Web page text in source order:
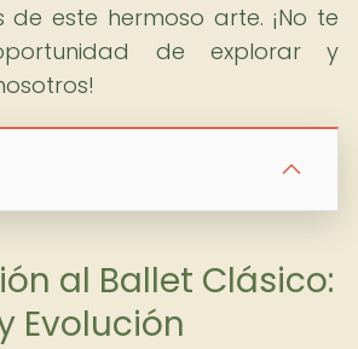
este hermoso arte. ¡No te
de explorar y
al Ballet Clásico:
Evolución